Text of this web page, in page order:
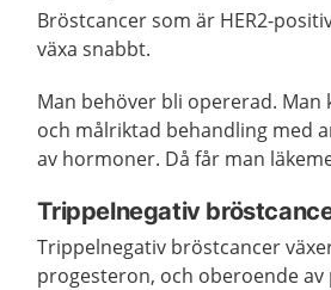
Bröstcancer som är HER2-
växa snabbt.
Man behöver bli opererad.
och målriktad behandling med
av hormoner. Då får man
Trippelnegativ
Trippelnegativ bröstcancer
progesteron, och oberoende av